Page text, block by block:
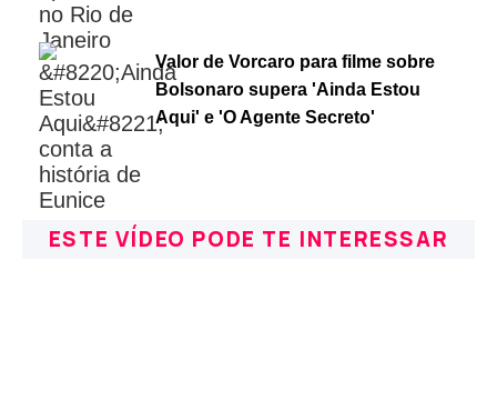
Valor de Vorcaro para filme sobre
Bolsonaro supera 'Ainda Estou
Aqui' e 'O Agente Secreto'
ESTE VÍDEO PODE TE INTERESSAR